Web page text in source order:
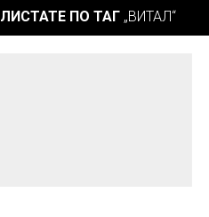
ЛИСТАТЕ ПО ТАГ „ВИТАЛ“